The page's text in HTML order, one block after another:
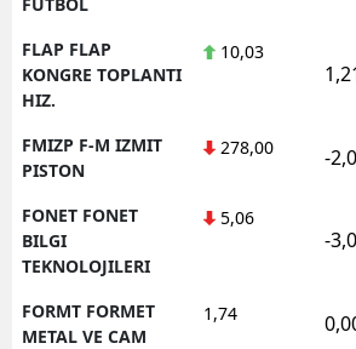
FLAP FLAP
KONGRE TOPLANTI
HIZ.
10,03
FMIZP F-M IZMIT
PISTON
278,00 -
FONET FONET
BILGI
TEKNOLOJILERI
5,06
-
FORMT FORMET
METAL VE CAM
1,74